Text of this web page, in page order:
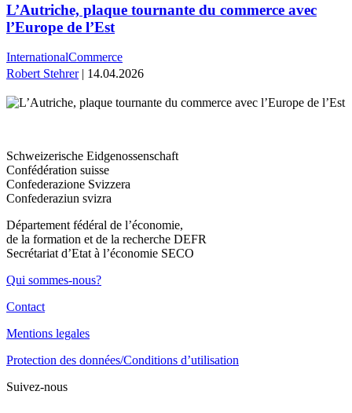
L’Autriche, plaque tournante du commerce avec
l’Europe de l’Est
InternationalCommerce
Robert Stehrer| 14.04.2026
Schweizerische Eidgenossenschaft
Confédération suisse
Confederazione Svizzera
Confederaziun svizra
Département fédéral de l’économie,
de la formation et de la recherche DEFR
Secrétariat d’Etat à l’économie SECO
Qui sommes-nous?
Contact
Mentions legales
Protection des données/Conditions d’utilisation
Suivez-nous